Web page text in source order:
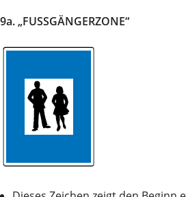
9a. „FUSSGÄNGERZONE“